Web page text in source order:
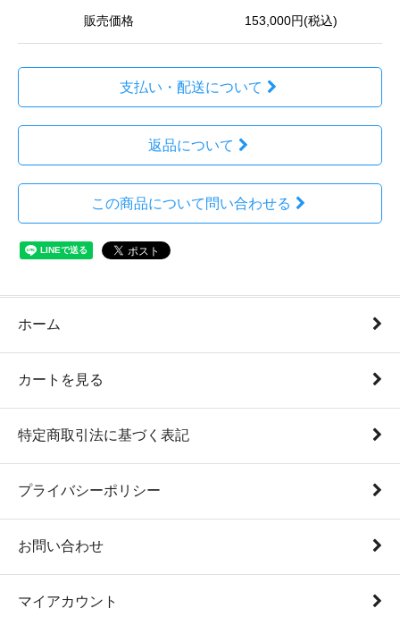
販売価格 153,000円(税込)
支払い・配送について
返品について
この商品について問い合わせる
ホーム
カートを見る
特定商取引法に基づく表記
プライバシーポリシー
お問い合わせ
マイアカウント